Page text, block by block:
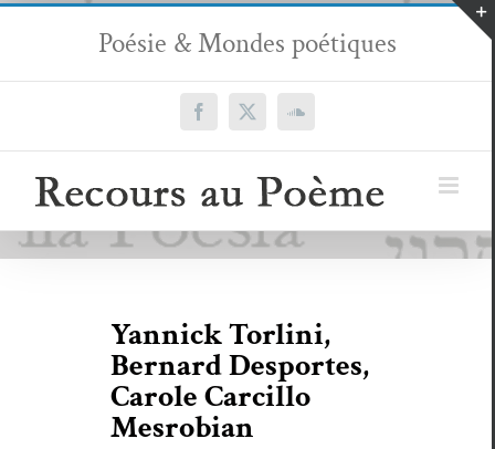
Passer
contenu
Poésie & Mondes poétiques
Facebook
X SoundCloud
Yannick Torlini,
Bernard Desportes,
Carole Carcillo
Mesrobian